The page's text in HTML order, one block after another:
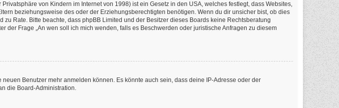
von Kindern im Internet von 1998) ist ein Gesetz in den USA, welches festlegt, dass Websites,
beziehungsweise des oder der Erziehungsberechtigten benötigen. Wenn du dir unsicher bist, ob dies
Rate. Bitte beachte, dass phpBB Limited und der Besitzer dieses Boards keine Rechtsberatung
Frage „An wen soll ich mich wenden, falls es Beschwerden oder juristische Anfragen zu diesem
Benutzer mehr anmelden können. Es könnte auch sein, dass deine IP-Adresse oder der
die Board-Administration.